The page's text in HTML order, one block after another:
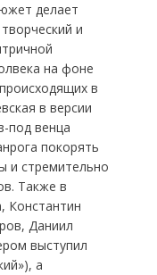
делает
и
на фоне
в
в версии
под венца
покорять
и стремительно
Также в
Константин
Даниил
выступил
а